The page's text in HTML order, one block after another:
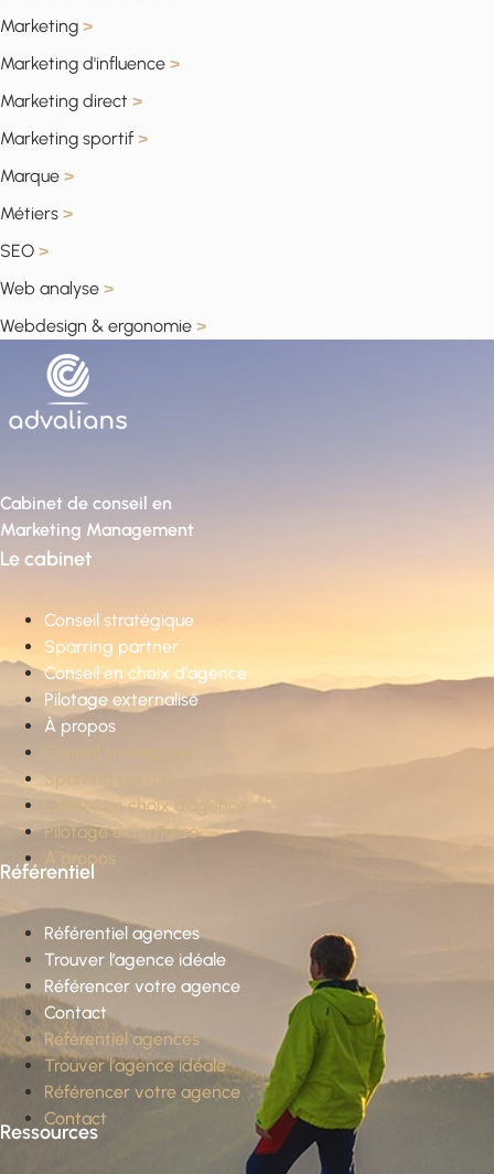
Marketing >
Marketing d'influence >
Marketing direct >
Marketing sportif >
Marque >
Métiers >
SEO >
Web analyse >
Webdesign & ergonomie >
Cabinet de conseil en
Marketing Management
Le cabinet
Conseil stratégique
Sparring partner
Conseil en choix d’agence
Pilotage externalisé
À propos
Sparring partner
Conseil en choix d’agence
Pilotage externalisé
À propos
Référentiel
Référentiel agences
Trouver l’agence idéale
Référencer votre agence
Contact
Référentiel agences
Trouver l’agence idéale
Référencer votre agence
Contact
Ressources